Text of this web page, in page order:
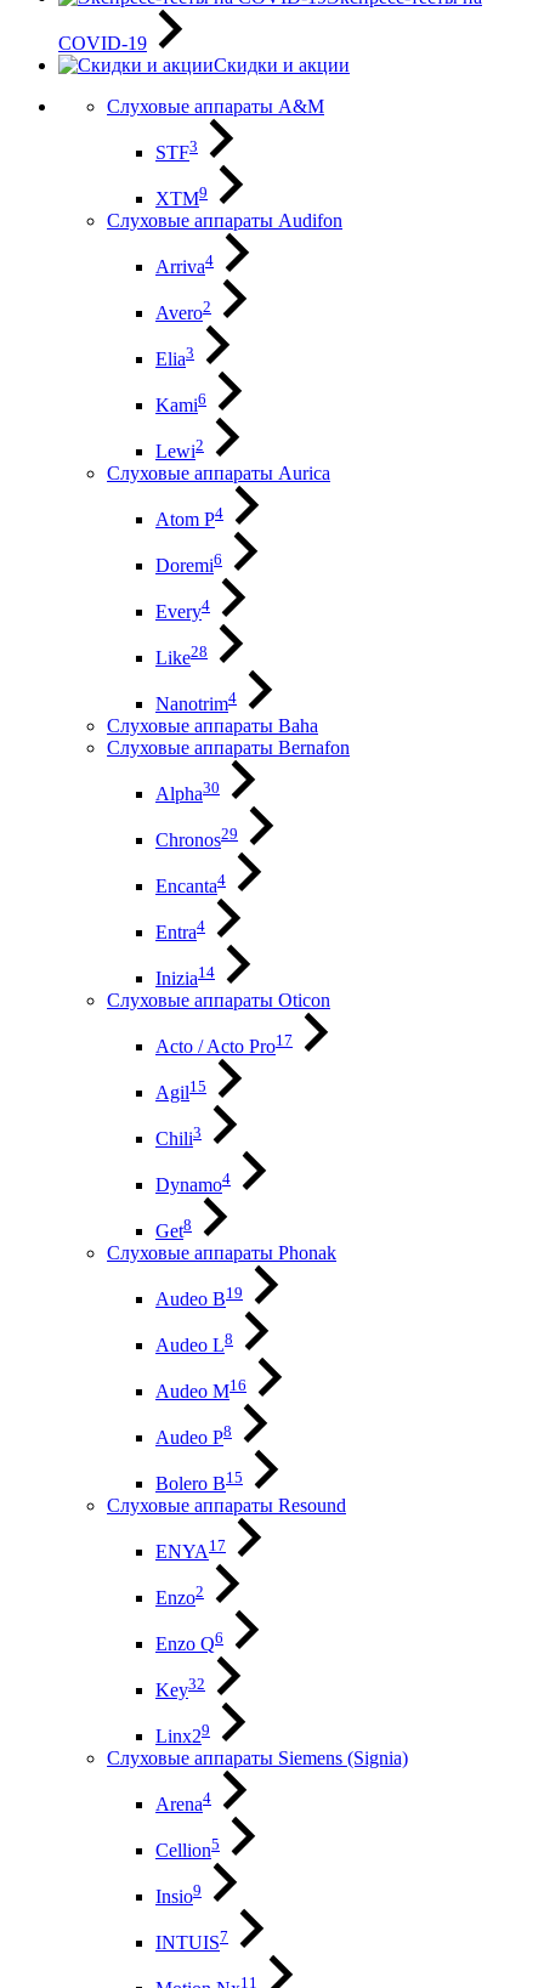
COVID-19
Скидки и акции
Слуховые аппараты A&M
STF3
XTM9
Слуховые аппараты Audifon
Arriva4
Avero2
Elia3
Kami6
Lewi2
Слуховые аппараты Aurica
Atom P4
Doremi6
Every4
Like28
Nanotrim4
Слуховые аппараты Baha
Слуховые аппараты Bernafon
Alpha30
Chronos29
Encanta4
Entra4
Inizia14
Слуховые аппараты Oticon
Acto / Acto Pro17
Agil15
Chili3
Dynamo4
Get8
Слуховые аппараты Phonak
Audeo B19
Audeo L8
Audeo М16
Audeo P8
Bolero B15
Слуховые аппараты Resound
ENYA 17
Enzo2
Enzo Q6
Key32
Linx29
Слуховые аппараты Siemens (Signia)
Arena4
Cellion5
Insio9
INTUIS7
11